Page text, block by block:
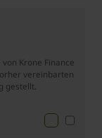
Krone Finance
vereinbarten
gestellt.